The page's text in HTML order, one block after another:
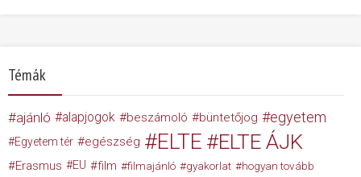
Témák
ajánló alapjogok beszámoló büntetőjog egyetem
Egyetem tér egészség ELTE ELTE ÁJK
Erasmus EU film filmajánló gyakorlat hogyan tovább